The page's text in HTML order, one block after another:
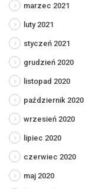
marzec 2021
luty 2021
styczeń 2021
grudzień 2020
listopad 2020
październik 2020
wrzesień 2020
lipiec 2020
czerwiec 2020
maj 2020